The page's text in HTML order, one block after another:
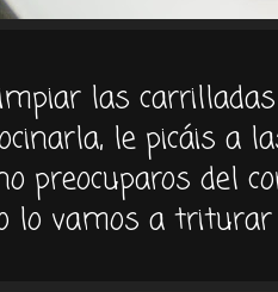
las
le picáis a
preocuparos del
lo vamos a